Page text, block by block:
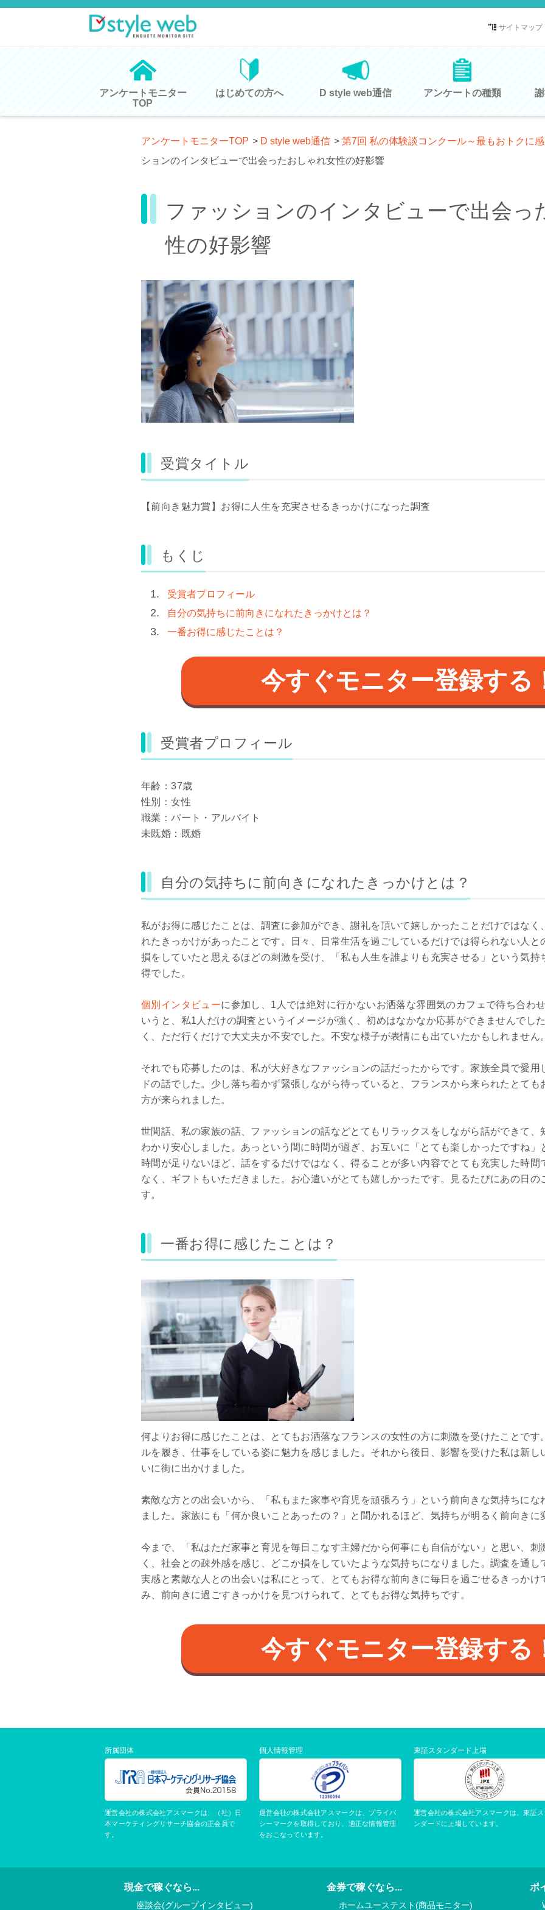
サイトマップ
アンケートモニター
TOP
はじめての方へ D style web通信 アンケートの種類
アンケートモニターTOP > D style web通信 > 第7回 私の体験談コンクール～最もおトクに
ションのインタビューで出会ったおしゃれ女性の好影響
ファッションのインタビューで出会っ
性の好影響
受賞タイトル
【前向き魅力賞】お得に人生を充実させるきっかけになった調査
もくじ
受賞者プロフィール
自分の気持ちに前向きになれたきっかけとは？
一番お得に感じたことは？
今すぐモニター登録する
受賞者プロフィール
年齢：37歳
性別：女性
職業：パート・アルバイト
未既婚：既婚
自分の気持ちに前向きになれたきっかけとは？
私がお得に感じたことは、調査に参加ができ、謝礼を頂いて嬉しかったことだけではなく
れたきっかけがあったことです。日々、日常生活を過ごしているだけでは得られない人と
損をしていたと思えるほどの刺激を受け、「私も人生を誰よりも充実させる」という気持
得でした。
個別インタビューに参加し、1人では絶対に行かないお洒落な雰囲気のカフェで待ち合わ
いうと、私1人だけの調査というイメージが強く、初めはなかなか応募ができませんでし
く、ただ行くだけで大丈夫か不安でした。不安な様子が表情にも出ていたかもしれません
それでも応募したのは、私が大好きなファッションの話だったからです。家族全員で愛用
ドの話でした。少し落ち着かず緊張しながら待っていると、フランスから来られたとて
方が来られました。
世間話、私の家族の話、ファッションの話などとてもリラックスをしながら話ができて、
わかり安心しました。あっという間に時間が過ぎ、お互いに「とても楽しかったですね」
時間が足りないほど、話をするだけではなく、得ることが多い内容でとても充実した時間
なく、ギフトもいただきました。お心遣いがとても嬉しかったです。見るたびにあの日の
す。
一番お得に感じたことは？
何よりお得に感じたことは、とてもお洒落なフランスの女性の方に刺激を受けたことです
ルを履き、仕事をしている姿に魅力を感じました。それから後日、影響を受けた私は新
いに街に出かけました。
素敵な方との出会いから、「私もまた家事や育児を頑張ろう」という前向きな気持ちにな
ました。家族にも「何か良いことあったの？」と聞かれるほど、気持ちが明るく前向きに
今まで、「私はただ家事と育児を毎日こなす主婦だから何事にも自信がない」と思い、刺
く、社会との疎外感を感じ、どこか損をしていたような気持ちになりました。調査を通
実感と素敵な人との出会いは私にとって、とてもお得な前向きに毎日を過ごせるきっかけ
み、前向きに過ごすきっかけを見つけられて、とてもお得な気持ちです。
今すぐモニター登録する
所属団体
運営会社の株式会社アスマークは、（社）日
本マーケティングリサーチ協会の正会員で
す。
個人情報管理
運営会社の株式会社アスマークは、プライバ
シーマークを取得しており、適正な情報管理
をおこなっています。
東証スタンダード上場
運営会社の株式会社アスマークは、東証ス
ンダードに上場しています。
現金で稼ぐなら...
座談会(グループインタビュー)
金券で稼ぐなら...
ホームユーステスト(商品モニター)
ポ